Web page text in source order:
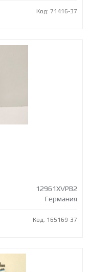
Код: 71416-37
12961XVPB2
Германия
Код: 165169-37